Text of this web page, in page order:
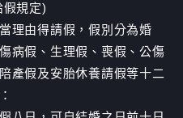
規定)
理由得請假，假別分為婚
病假、生理假、喪假、公傷
產假及安胎休養請假等十二